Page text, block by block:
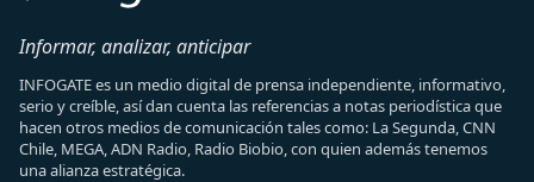
Informar, analizar, anticipar
INFOGATE es un medio digital de prensa independiente, informativo,
serio y creíble, así dan cuenta las referencias a notas periodística que
hacen otros medios de comunicación tales como: La Segunda, CNN
Chile, MEGA, ADN Radio, Radio Biobio, con quien además tenemos
una alianza estratégica.